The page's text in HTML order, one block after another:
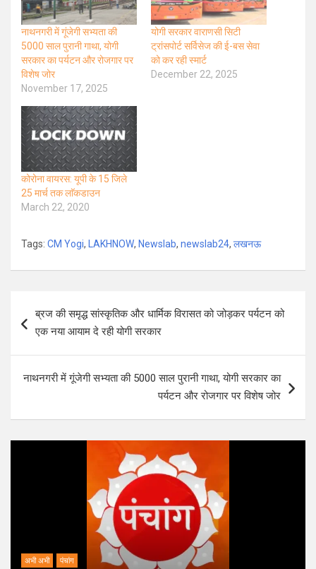
नाथनगरी में गूंजेगी सभ्यता की
5000 साल पुरानी गाथा, योगी
सरकार का पर्यटन और रोजगार पर
विशेष जोर
November 17, 2025
योगी सरकार वाराणसी सिटी
ट्रांसपोर्ट सर्विसेज की ई-बस सेवा
को कर रही स्मार्ट
December 22, 2025
कोरोना वायरस: यूपी के 15 जिले
25 मार्च तक लाॅकडाउन
March 22, 2020
Tags: CM Yogi, LAKHNOW, Newslab, newslab24, लखनऊ
navigation
ब्रज की समृद्ध सांस्कृतिक और धार्मिक विरासत को जोड़कर पर्यटन को
एक नया आयाम दे रही योगी सरकार
नाथनगरी में गूंजेगी सभ्यता की 5000 साल पुरानी गाथा, योगी सरकार का
पर्यटन और रोजगार पर विशेष जोर
अभी अभी पंचांग